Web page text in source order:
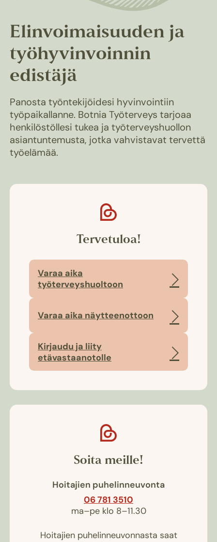
Elinvoimaisuuden ja
työhyvinvoinnin
edistäjä
Panosta työntekijöidesi hyvinvointiin
työpaikallanne. Botnia Työterveys tarjoaa
henkilöstöllesi tukea ja työterveyshuollon
asiantuntemusta, jotka vahvistavat tervettä
työelämää.
Tervetuloa!
Varaa aika
työterveys­huoltoon
Varaa aika näytteenottoon
Kirjaudu ja liity
etävastaanotolle
Soita meille!
Hoitajien puhelinneuvonta
06 781 3510
ma–pe klo 8–11.30
Hoitajien puhelinneuvonnasta saat